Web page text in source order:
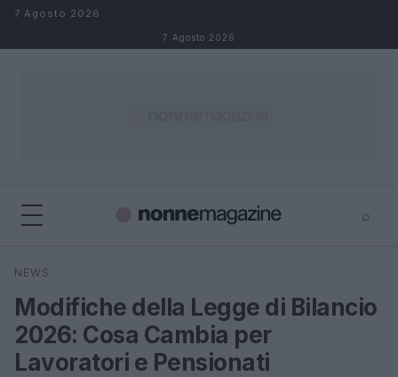
Salta al contenuto
7 Agosto 2026
7 Agosto 2026
⌕
Cerca
NEWS
Modifiche della Legge di Bilancio
2026: Cosa Cambia per
Lavoratori e Pensionati